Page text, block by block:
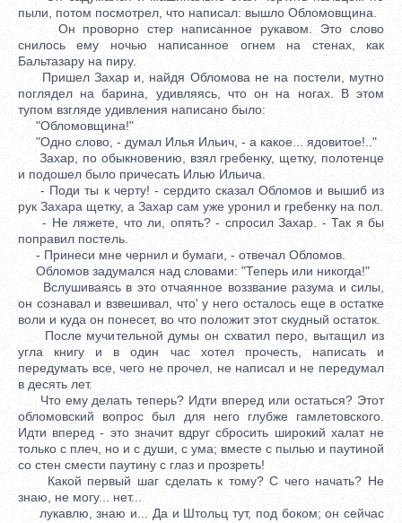
пыли, потом посмотрел, что написал: вышло Обломовщина.
Он проворно стер написанное рукавом. Это слово
снилось ему ночью написанное огнем на стенах, как
Бальтазару на пиру.
Пришел Захар и, найдя Обломова не на постели, мутно
поглядел на барина, удивляясь, что он на ногах. В этом
тупом взгляде удивления написано было:
"Обломовщина!"
"Одно слово, - думал Илья Ильич, - а какое... ядовитое!.."
Захар, по обыкновению, взял гребенку, щетку, полотенце
и подошел было причесать Илью Ильича.
- Поди ты к черту! - сердито сказал Обломов и вышиб из
рук Захара щетку, а Захар сам уже уронил и гребенку на пол.
- Не ляжете, что ли, опять? - спросил Захар. - Так я бы
поправил постель.
- Принеси мне чернил и бумаги, - отвечал Обломов.
Обломов задумался над словами: "Теперь или никогда!"
Вслушиваясь в это отчаянное воззвание разума и силы,
он сознавал и взвешивал, что' у него осталось еще в остатке
воли и куда он понесет, во что положит этот скудный остаток.
После мучительной думы он схватил перо, вытащил из
угла книгу и в один час хотел прочесть, написать и
передумать все, чего не прочел, не написал и не передумал
в десять лет.
Что ему делать теперь? Идти вперед или остаться? Этот
обломовский вопрос был для него глубже гамлетовского.
Идти вперед - это значит вдруг сбросить широкий халат не
только с плеч, но и с души, с ума; вместе с пылью и паутиной
со стен смести паутину с глаз и прозреть!
Какой первый шаг сделать к тому? С чего начать? Не
знаю, не могу... нет...
лукавлю, знаю и... Да и Штольц тут, под боком; он сейчас